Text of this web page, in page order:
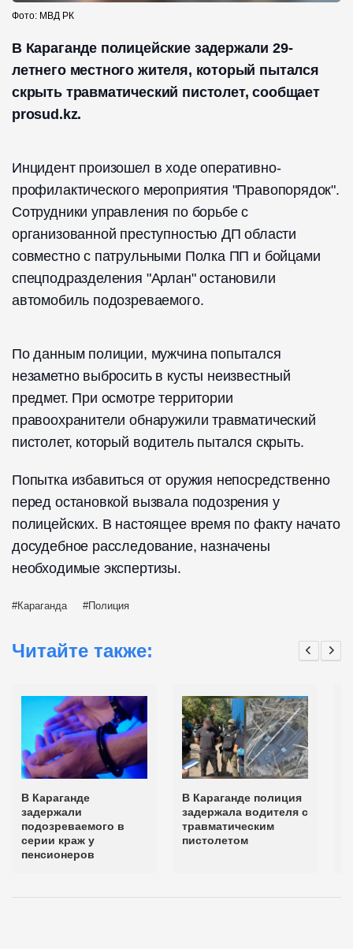
Фото: МВД РК
В Караганде полицейские задержали 29-
летнего местного жителя, который пытался
скрыть травматический пистолет, сообщает
prosud.kz.
Инцидент произошел в ходе оперативно-
профилактического мероприятия "Правопорядок".
Сотрудники управления по борьбе с
организованной преступностью ДП области
совместно с патрульными Полка ПП и бойцами
спецподразделения "Арлан" остановили
автомобиль подозреваемого.
По данным полиции, мужчина попытался
незаметно выбросить в кусты неизвестный
предмет. При осмотре территории
правоохранители обнаружили травматический
пистолет, который водитель пытался скрыть.
Попытка избавиться от оружия непосредственно
перед остановкой вызвала подозрения у
полицейских. В настоящее время по факту начато
досудебное расследование, назначены
необходимые экспертизы.
Караганда Полиция
Читайте также:
В Караганде
задержали
подозреваемого в
серии краж у
пенсионеров
В Караганде полиция
задержала водителя с
травматическим
пистолетом